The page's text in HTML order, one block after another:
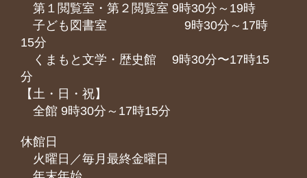
第１閲覧室・第２閲覧室 9時30分～19時
子ども図書室 9時30分～17時
15分
くまもと⽂学・歴史館 9時30分〜17時15
分
【土・日・祝】
全館 9時30分～17時15分
休館日
火曜日／毎月最終金曜日